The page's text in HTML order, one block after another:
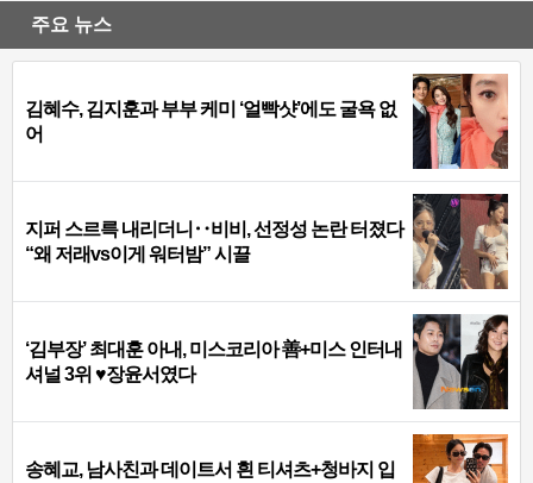
주요 뉴스
김혜수, 김지훈과 부부 케미 ‘얼빡샷’에도 굴욕 없
어
지퍼 스르륵 내리더니‥비비, 선정성 논란 터졌다
“왜 저래vs이게 워터밤” 시끌
‘김부장’ 최대훈 아내, 미스코리아 善+미스 인터내
셔널 3위 ♥장윤서였다
송혜교, 남사친과 데이트서 흰 티셔츠+청바지 입